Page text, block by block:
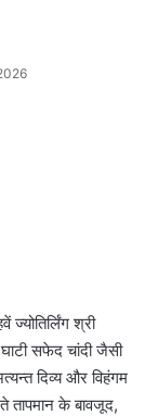
ज्योतिर्लिंग श्री
घाटी सफेद चांदी जैसी
दिव्य और विहंगम
के बावजूद,